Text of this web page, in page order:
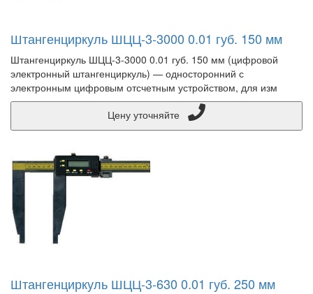
Штангенциркуль ШЦЦ-3-3000 0.01 губ. 150 мм
Штангенциркуль ШЦЦ-3-3000 0.01 губ. 150 мм (цифровой
электронный штангенциркуль) — односторонний с
электронным цифровым отсчетным устройством, для изм
Штангенциркуль ШЦЦ-3-630 0.01 губ. 250 мм